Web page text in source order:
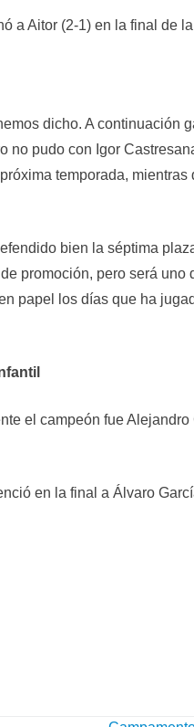
a Aitor (2-1) en la final de
dicho. A continuación
pudo con Igor
temporada,
bien la séptima
promoción, pero será
papel los días que ha
el campeón fue
en la final a Álvaro